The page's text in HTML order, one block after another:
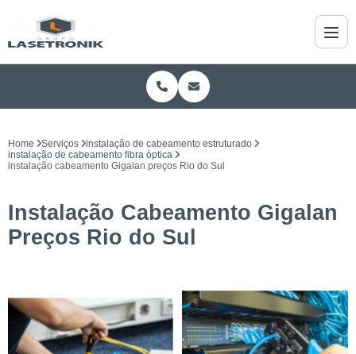
Home Serviços
instalação de cabeamento estruturado
instalação de cabeamento fibra óptica
instalação cabeamento Gigalan preços Rio do Sul
Instalação Cabeamento Gigalan
Preços Rio do Sul